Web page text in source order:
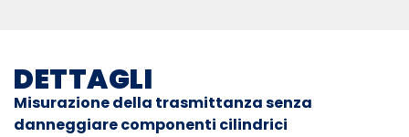
DETTAGLI
Misurazione della trasmittanza senza
danneggiare componenti cilindrici